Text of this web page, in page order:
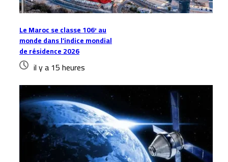
Le Maroc se classe 106ᵉ au
monde dans l’indice mondial
de résidence 2026
il y a 15 heures